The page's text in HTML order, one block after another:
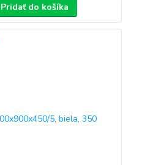
Pridať do košíka